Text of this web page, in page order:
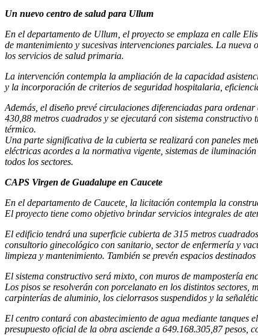
Un nuevo centro de salud para Ullum
En el departamento de Ullum, el proyecto se emplaza en calle
de mantenimiento y sucesivas intervenciones parciales. La
los servicios de salud primaria.
La intervención contempla la ampliación de la capacidad
y la incorporación de criterios de seguridad hospitalaria,
Además, el diseño prevé circulaciones diferenciadas para
430,88 metros cuadrados y se ejecutará con sistema
térmico.
Una parte significativa de la cubierta se realizará con paneles
eléctricas acordes a la normativa vigente, sistemas de
todos los sectores.
CAPS Virgen de Guadalupe en Caucete
En el departamento de Caucete, la licitación contempla la
El proyecto tiene como objetivo brindar servicios integrales de
El edificio tendrá una superficie cubierta de 315 metros
consultorio ginecológico con sanitario, sector de enfermería y
limpieza y mantenimiento. También se prevén espacios
El sistema constructivo será mixto, con muros de mampostería
Los pisos se resolverán con porcelanato en los distintos
carpinterías de aluminio, los cielorrasos suspendidos y la
El centro contará con abastecimiento de agua mediante tanques
presupuesto oficial de la obra asciende a 649.168.305,87 pesos,